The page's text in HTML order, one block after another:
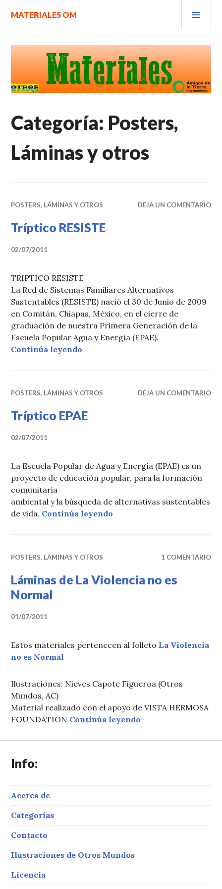
contenido.
MATERIALES OM
Categoría: Posters,
Láminas y otros
POSTERS, LÁMINAS Y OTROS DEJA UN COMENTARIO
Tríptico RESISTE
02/07/2011
TRIPTICO RESISTE
La Red de Sistemas Familiares Alternativos
Sustentables (RESISTE) nació el 30 de Junio de 2009
en Comitán, Chiapas, México, en el cierre de
graduación de nuestra Primera Generación de la
Escuela Popular Agua y Energía (EPAE).
Continúa leyendo
POSTERS, LÁMINAS Y OTROS DEJA UN COMENTARIO
Tríptico EPAE
02/07/2011
La Escuela Popular de Agua y Energía (EPAE) es un
proyecto de educación popular, para la formación
comunitaria
ambiental y la búsqueda de alternativas sustentables
de vida. Continúa leyendo
POSTERS, LÁMINAS Y OTROS 1 COMENTARIO
Láminas de La Violencia no es
Normal
01/07/2011
Estos materiales pertenecen al folleto La Violencia
no es Normal
Ilustraciones: Nieves Capote Figueroa (Otros
Mundos, AC)
Material realizado con el apoyo de VISTA HERMOSA
FOUNDATION Continúa leyendo
Info:
Acerca de
Categorías
Contacto
Ilustraciones de Otros Mundos
Licencia